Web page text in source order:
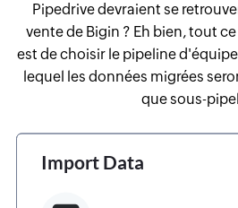
Pipedrive devraient se
vente de Bigin ? Eh bien, tout
est de choisir le pipeline
lequel les données migrées
que sous-